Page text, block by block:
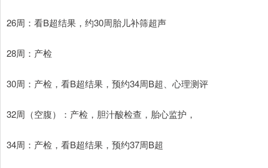
26周：看B超结果，约30周胎儿补筛超声
28周：产检
30周：产检，看B超结果，预约34周B超、心理测评
32周（空腹）：产检，胆汁酸检查，胎心监护，
34周：产检，看B超结果，预约37周B超